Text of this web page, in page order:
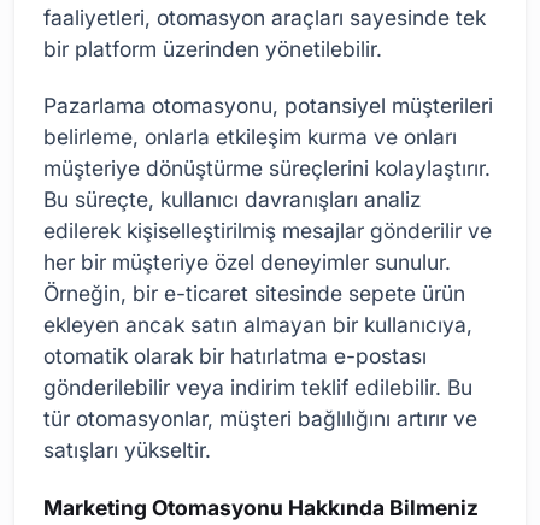
faaliyetleri, otomasyon araçları sayesinde tek
bir platform üzerinden yönetilebilir.
Pazarlama otomasyonu, potansiyel müşterileri
belirleme, onlarla etkileşim kurma ve onları
müşteriye dönüştürme süreçlerini kolaylaştırır.
Bu süreçte, kullanıcı davranışları analiz
edilerek kişiselleştirilmiş mesajlar gönderilir ve
her bir müşteriye özel deneyimler sunulur.
Örneğin, bir e-ticaret sitesinde sepete ürün
ekleyen ancak satın almayan bir kullanıcıya,
otomatik olarak bir hatırlatma e-postası
gönderilebilir veya indirim teklif edilebilir. Bu
tür otomasyonlar, müşteri bağlılığını artırır ve
satışları yükseltir.
Marketing Otomasyonu Hakkında Bilmeniz